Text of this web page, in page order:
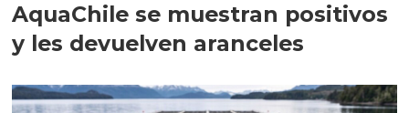
AquaChile se muestran positivos
y les devuelven aranceles